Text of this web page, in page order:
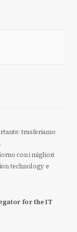
trasferiamo
con i migliori
technology e
for the IT